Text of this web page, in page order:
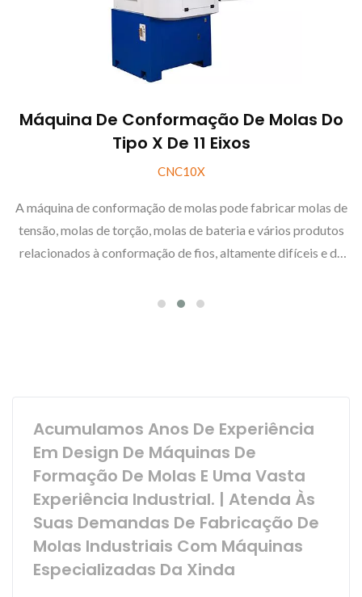
Máquina De Conformação De Molas Do
Tipo X De 11 Eixos
CNC10X
A máquina de conformação de molas pode fabricar molas de
tensão, molas de torção, molas de bateria e vários produtos
relacionados à conformação de fios, altamente difíceis e de
Acumulamos Anos De Experiência
Em Design De Máquinas De
Formação De Molas E Uma Vasta
Experiência Industrial. | Atenda Às
Suas Demandas De Fabricação De
Molas Industriais Com Máquinas
Especializadas Da Xinda